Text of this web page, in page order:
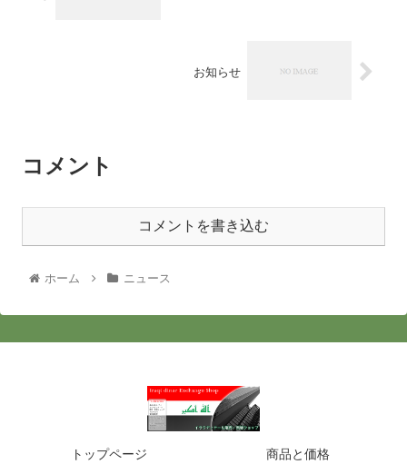
お知らせ
コメント
コメントを書き込む
ホーム ニュース
トップページ 商品と価格